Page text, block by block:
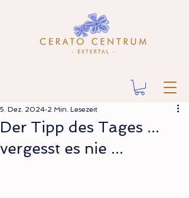
Der Tipp des Tages ...
vergesst es nie ...
5. Dez. 2024 2 Min. Lesezeit